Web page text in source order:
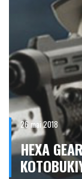
26 mai 2018
HEXA